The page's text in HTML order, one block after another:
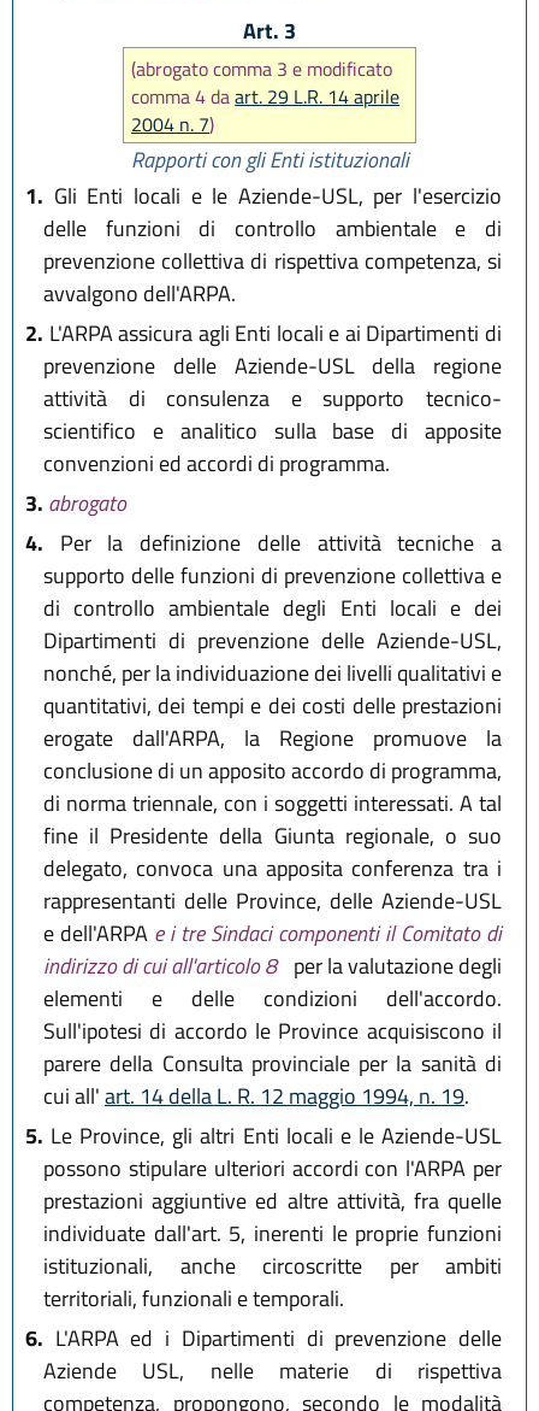
Art. 3
(abrogato comma 3 e modificato
comma 4 daart. 29 L.R. 14 aprile
2004 n. 7)
Rapporti con gli Enti istituzionali
1. Gli Enti locali e le Aziende-USL, per l'esercizio
delle funzioni di controllo ambientale e di
prevenzione collettiva di rispettiva competenza, si
avvalgono dell'ARPA.
2. L'ARPA assicura agli Enti locali e ai Dipartimenti di
prevenzione delle Aziende-USL della regione
attività di consulenza e supporto tecnico-
scientifico e analitico sulla base di apposite
convenzioni ed accordi di programma.
3. abrogato
4. Per la definizione delle attività tecniche a
supporto delle funzioni di prevenzione collettiva e
di controllo ambientale degli Enti locali e dei
Dipartimenti di prevenzione delle Aziende-USL,
nonché, per la individuazione dei livelli qualitativi e
quantitativi, dei tempi e dei costi delle prestazioni
erogate dall'ARPA, la Regione promuove la
conclusione di un apposito accordo di programma,
di norma triennale, con i soggetti interessati. A tal
fine il Presidente della Giunta regionale, o suo
delegato, convoca una apposita conferenza tra i
rappresentanti delle Province, delle Aziende-USL
e dell'ARPA e i tre Sindaci componenti il Comitato di
indirizzo di cui all'articolo 8 per la valutazione degli
elementi e delle condizioni dell'accordo.
Sull'ipotesi di accordo le Province acquisiscono il
parere della Consulta provinciale per la sanità di
cui all'art. 14 della L. R. 12 maggio 1994, n. 19.
5. Le Province, gli altri Enti locali e le Aziende-USL
possono stipulare ulteriori accordi con l'ARPA per
prestazioni aggiuntive ed altre attività, fra quelle
individuate dall'art. 5, inerenti le proprie funzioni
istituzionali, anche circoscritte per ambiti
territoriali, funzionali e temporali.
6. L'ARPA ed i Dipartimenti di prevenzione delle
Aziende USL, nelle materie di rispettiva
competenza, propongono, secondo le modalità